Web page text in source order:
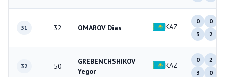
31 32 OMAROV Dias KAZ
0
0
3
2
32 50
GREBENCHSHIKOV
Yegor
KAZ
0
2
3
0